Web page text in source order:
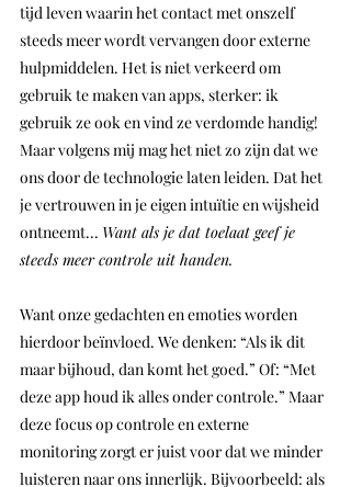
tijd leven waarin het contact met onszelf
steeds meer wordt vervangen door externe
hulpmiddelen. Het is niet verkeerd om
gebruik te maken van apps, sterker: ik
gebruik ze ook en vind ze verdomde handig!
Maar volgens mij mag het niet zo zijn dat we
ons door de technologie laten leiden. Dat het
je vertrouwen in je eigen intuïtie en wijsheid
ontneemt... Want als je dat toelaat geef je
steeds meer controle uit handen.
Want onze gedachten en emoties worden
hierdoor beïnvloed. We denken: “Als ik dit
maar bijhoud, dan komt het goed.” Of: “Met
deze app houd ik alles onder controle.” Maar
deze focus op controle en externe
monitoring zorgt er juist voor dat we minder
luisteren naar ons innerlijk. Bijvoorbeeld: als